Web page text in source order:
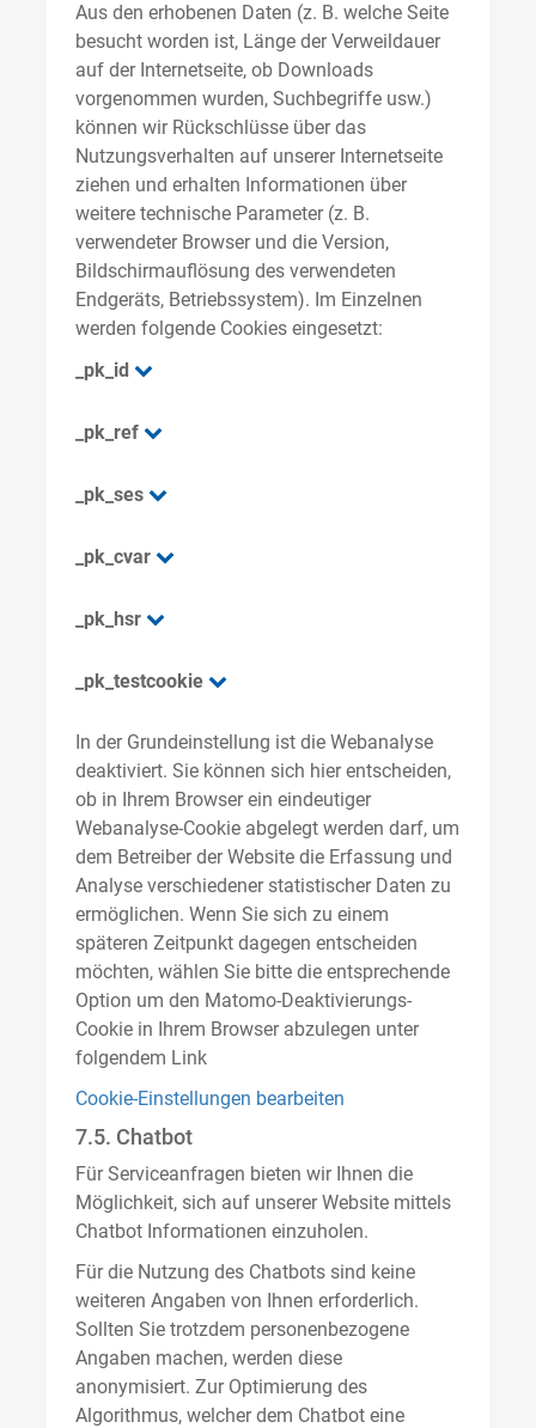
Aus den erhobenen Daten (z. B. welche Seite
besucht worden ist, Länge der Verweildauer
auf der Internetseite, ob Downloads
vorgenommen wurden, Suchbegriffe usw.)
können wir Rückschlüsse über das
Nutzungsverhalten auf unserer Internetseite
ziehen und erhalten Informationen über
weitere technische Parameter (z. B.
verwendeter Browser und die Version,
Bildschirmauflösung des verwendeten
Endgeräts, Betriebssystem). Im Einzelnen
werden folgende Cookies eingesetzt:
_pk_id
_pk_ref
_pk_ses
_pk_cvar
_pk_hsr
_pk_testcookie
In der Grundeinstellung ist die Webanalyse
deaktiviert. Sie können sich hier entscheiden,
ob in Ihrem Browser ein eindeutiger
Webanalyse-Cookie abgelegt werden darf, um
dem Betreiber der Website die Erfassung und
Analyse verschiedener statistischer Daten zu
ermöglichen. Wenn Sie sich zu einem
späteren Zeitpunkt dagegen entscheiden
möchten, wählen Sie bitte die entsprechende
Option um den Matomo-Deaktivierungs-
Cookie in Ihrem Browser abzulegen unter
folgendem Link
Cookie-Einstellungen bearbeiten
7.5. Chatbot
Für Serviceanfragen bieten wir Ihnen die
Möglichkeit, sich auf unserer Website mittels
Chatbot Informationen einzuholen.
Für die Nutzung des Chatbots sind keine
weiteren Angaben von Ihnen erforderlich.
Sollten Sie trotzdem personenbezogene
Angaben machen, werden diese
anonymisiert. Zur Optimierung des
Algorithmus, welcher dem Chatbot eine